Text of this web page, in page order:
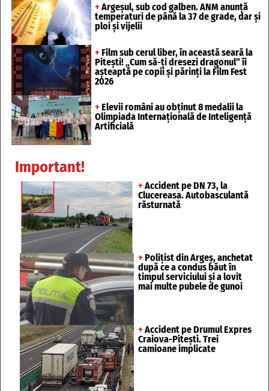
+ Argeșul, sub cod galben. ANM anunță
temperaturi de până la 37 de grade, dar și
ploi și vijelii
+ Film sub cerul liber, în această seară la
Pitești! „Cum să-ți dresezi dragonul” îi
așteaptă pe copii și părinți la Film Fest
2026
+ Elevii români au obținut 8 medalii la
Olimpiada Internațională de Inteligență
Artificială
Important!
+ Accident pe DN 73, la
Clucereasa. Autobasculantă
răsturnată
+ Polițist din Argeș, anchetat
după ce a condus băut în
timpul serviciului și a lovit
mai multe pubele de gunoi
+ Accident pe Drumul Expres
Craiova-Pitești. Trei
camioane implicate